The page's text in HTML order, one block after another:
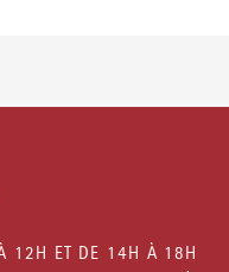
12H ET DE 14H À 18H